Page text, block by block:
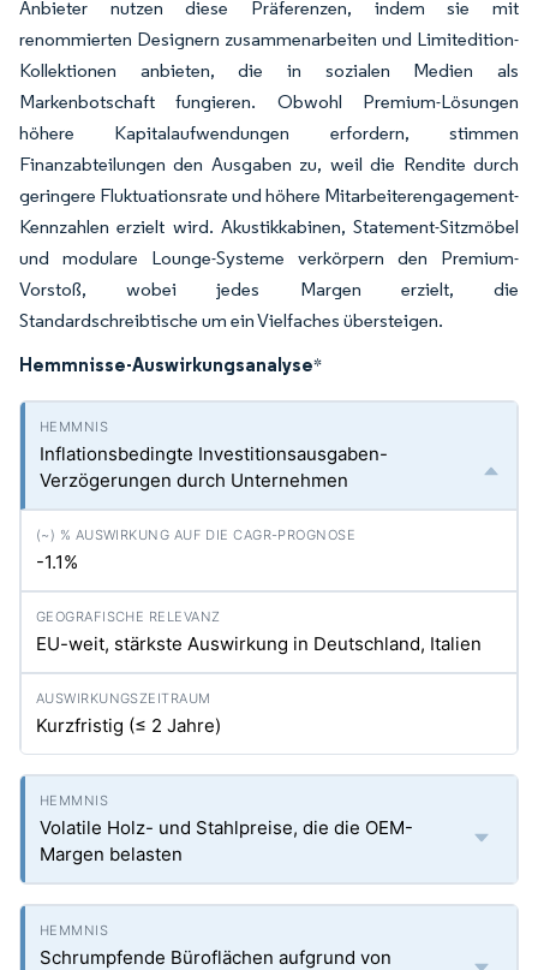
Anbieter nutzen diese Präferenzen, indem sie mit
renommierten Designern zusammenarbeiten und Limitedition-
Kollektionen anbieten, die in sozialen Medien als
Markenbotschaft fungieren. Obwohl Premium-Lösungen
höhere Kapitalaufwendungen erfordern, stimmen
Finanzabteilungen den Ausgaben zu, weil die Rendite durch
geringere Fluktuationsrate und höhere Mitarbeiterengagement-
Kennzahlen erzielt wird. Akustikkabinen, Statement-Sitzmöbel
und modulare Lounge-Systeme verkörpern den Premium-
Vorstoß, wobei jedes Margen erzielt, die
Standardschreibtische um ein Vielfaches übersteigen.
Hemmnisse-Auswirkungsanalyse*
Inflationsbedingte Investitionsausgaben-
Verzögerungen durch Unternehmen
-1.1%
EU-weit, stärkste Auswirkung in Deutschland, Italien
Kurzfristig (≤ 2 Jahre)
Volatile Holz- und Stahlpreise, die die OEM-
Margen belasten
Schrumpfende Büroflächen aufgrund von